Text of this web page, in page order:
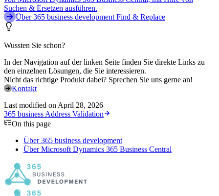
Suchen & Ersetzen ausführen.
Über 365 business development Find & Replace
Wussten Sie schon?
In der Navigation auf der linken Seite finden Sie direkte Links zu
den einzelnen Lösungen, die Sie interessieren.
Nicht das richtige Produkt dabei? Sprechen Sie uns gerne an!
Kontakt
Last modified on April 28, 2026
365 business Address Validation
On this page
Über 365 business development
Über Microsoft Dynamics 365 Business Central